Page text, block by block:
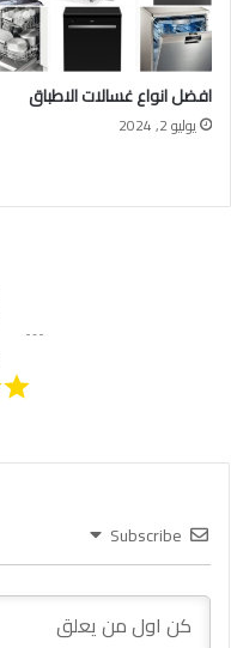
افضل انواع غسالات الاطباق
يوليو 2, 2024
Subscribe